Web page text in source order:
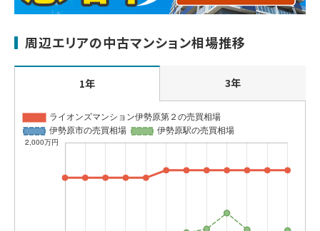
周辺エリアの中古マンション相場推移
1年 3年